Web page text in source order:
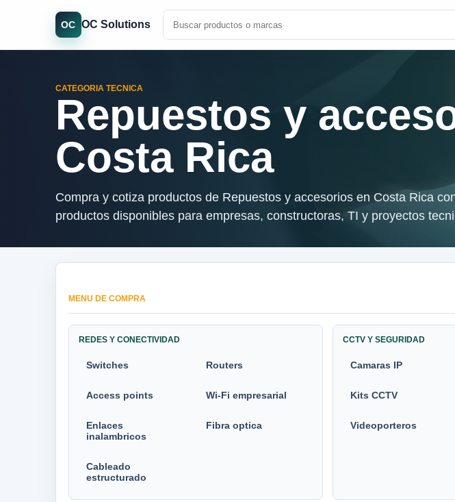
OC OC Solutions
CATEGORIA TECNICA
Repuestos y
Costa Rica
Compra y cotiza productos de Repuestos y accesorios en Costa Rica
productos disponibles para empresas, constructoras, TI y proyectos
MENU DE COMPRA
REDES Y CONECTIVIDAD
Switches Routers
Access points Wi-Fi empresarial
Enlaces
inalambricos
Fibra optica
Cableado
estructurado
CCTV Y SEGURIDAD
Camaras IP
Kits CCTV
Videoporteros